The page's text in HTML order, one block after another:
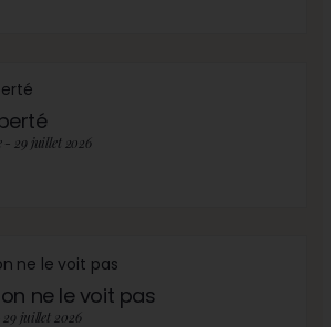
par Scarlette Magazine - 29 juillet 2026
ne le voit pas
par La Voix du Nord - 29 juillet 2026